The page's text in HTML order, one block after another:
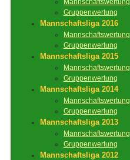
Mannschaftswertung
Gruppenwertung
Mannschaftsliga 2016
Mannschaftswertung
Gruppenwertung
Mannschaftsliga 2015
Mannschaftswertung
Gruppenwertung
Mannschaftsliga 2014
Mannschaftswertung
Gruppenwertung
Mannschaftsliga 2013
Mannschaftswertung
Gruppenwertung
Mannschaftsliga 2012